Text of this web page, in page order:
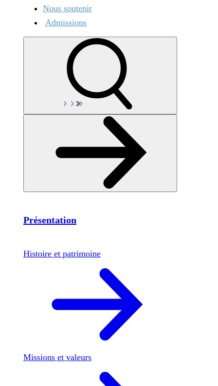
Nous soutenir
Admissions
Présentation
Histoire et patrimoine
Missions et valeurs